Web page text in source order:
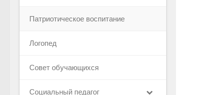
Патриотическое воспитание
Логопед
Совет обучающихся
Социальный педагог